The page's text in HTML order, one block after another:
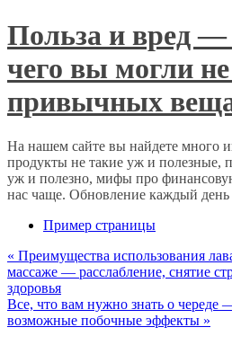
Польза и вред —
чего вы могли не
привычных
На нашем сайте вы найдете много
продукты не такие уж и полезные,
уж и полезно, мифы про
нас чаще. Обновление каждый день
Пример страницы
« Преимущества использования
массаже — расслабление, снятие
здоровья
Все, что вам нужно знать о череде
возможные побочные эффекты »